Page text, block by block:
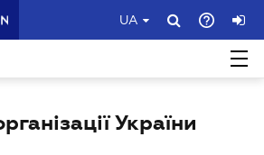
UA
України